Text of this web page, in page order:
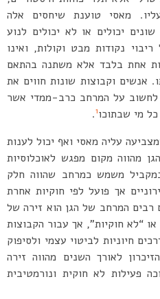
עליו. מאסי טוענת שיחסים אלה
יכולים או לא יכולים לנוע
נקודות מבט וקולות, ואינו
אחת בלבד אלא משתנה בהתאם
אנשים וקבוצות שונות חווים את
לחשוב על המרחב כרב-ממדי אשר
מי שבתוכו1
.
עליה מאסי ואף יכול לענות
מהווה מקום מפגש לאוכלוסיות
משמש כמרחב שהווה חלק
אך פועל לפי חוקיות אחרת
רבים המרחב של הגן הוא זירה של
“לא חוקיות”, אך עבור הקבוצות
חיוניות לביטוי עצמי ולסיפוק
לאורך השנים מהווה זירה
פעילות לא חוקית ונורמטיבית